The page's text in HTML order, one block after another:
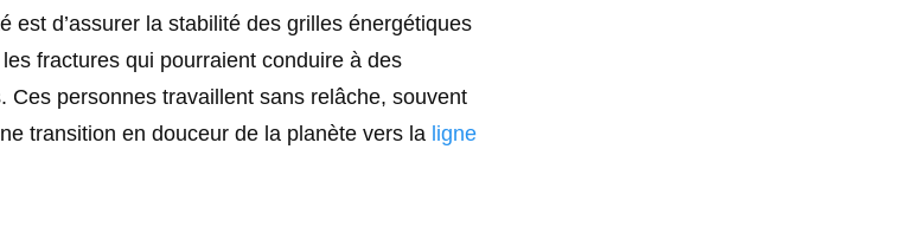
est d’assurer la stabilité des grilles énergétiques
fractures qui pourraient conduire à des
Ces personnes travaillent sans relâche, souvent
transition en douceur de la planète vers la ligne